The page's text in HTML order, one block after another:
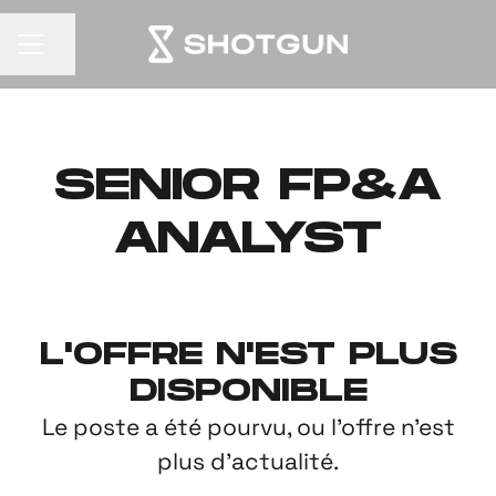
Partager la page
SENIOR FP&A
ANALYST
L'OFFRE N'EST PLUS
DISPONIBLE
Le poste a été pourvu, ou l'offre n'est
plus d'actualité.